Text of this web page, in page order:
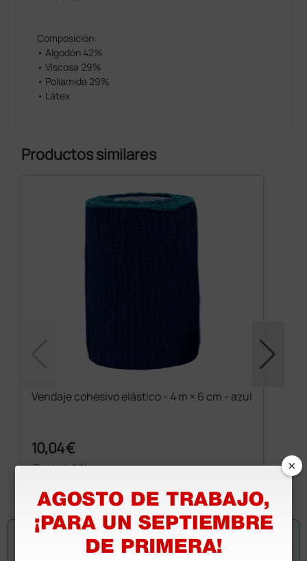
Composición:
• Algodón 42%
• Viscosa 29%
• Poliamida 29%
• Látex
Productos similares
Vendaje cohesivo elástico - 4 m × 6 cm - azul
10,04 €
(Precio sin IVA)
×